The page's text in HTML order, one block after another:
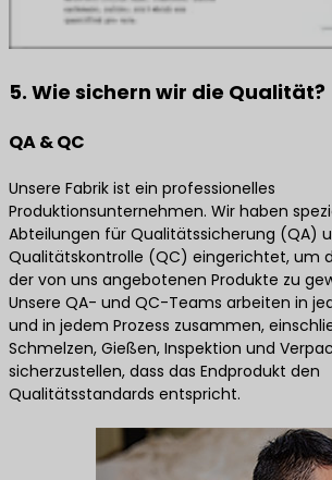
5. Wie sichern wir die Qualität?
QA & QC
Unsere Fabrik ist ein professionelles
Produktionsunternehmen. Wir haben
Abteilungen für Qualitätssicherung (QA)
Qualitätskontrolle (QC) eingerichtet, um
der von uns angebotenen Produkte zu
Unsere QA- und QC-Teams arbeiten in
und in jedem Prozess zusammen,
Schmelzen, Gießen, Inspektion und
sicherzustellen, dass das Endprodukt den
Qualitätsstandards entspricht.